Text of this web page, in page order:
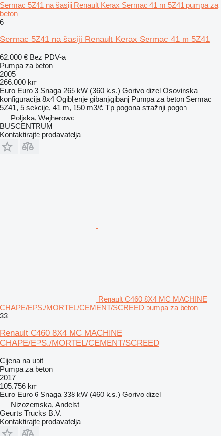
Sermac 5Z41 na šasiji Renault Kerax Sermac 41 m 5Z41 pumpa za
beton
6
Sermac 5Z41 na šasiji Renault Kerax Sermac 41 m 5Z41
62.000 € Bez PDV-a
Pumpa za beton
2005
266.000 km
Euro Euro 3 Snaga 265 kW (360 k.s.) Gorivo dizel Osovinska
konfiguracija 8x4 Ogibljenje gibanj/gibanj Pumpa za beton Sermac
5Z41, 5 sekcije, 41 m, 150 m3/č Tip pogona stražnji pogon
Poljska, Wejherowo
BUSCENTRUM
Kontaktirajte prodavatelja
Renault C460 8X4 MC MACHINE
CHAPE/EPS./MORTEL/CEMENT/SCREED pumpa za beton
33
Renault C460 8X4 MC MACHINE
CHAPE/EPS./MORTEL/CEMENT/SCREED
Cijena na upit
Pumpa za beton
2017
105.756 km
Euro Euro 6 Snaga 338 kW (460 k.s.) Gorivo dizel
Nizozemska, Andelst
Geurts Trucks B.V.
Kontaktirajte prodavatelja